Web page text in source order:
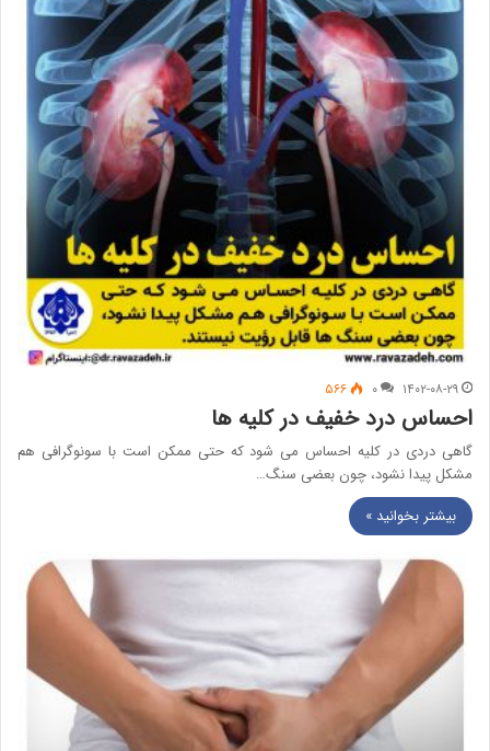
۱۴۰۲-۰۸-۲۹ ۰ ۵۶۶
احساس درد خفیف در کلیه ها
گاهی دردی در کلیه احساس می شود که حتی ممکن است با سونوگرافی هم
مشکل پیدا نشود، چون بعضی سنگ…
بیشتر بخوانید »